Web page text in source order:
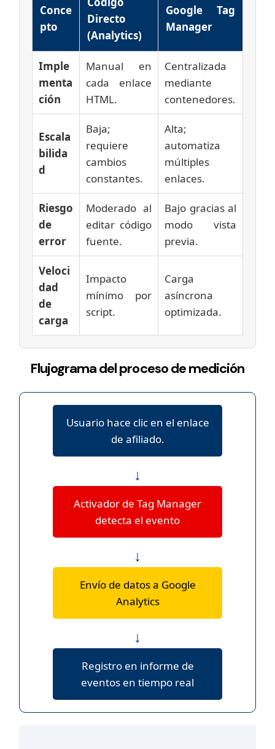
Conce
pto
Directo
(Analytics)
Google Tag
Manager
Imple
menta
ción
Manual en
cada enlace
HTML.
Centralizada
mediante
contenedores.
Escala
bilida
d
Baja;
requiere
cambios
constantes.
Alta;
automatiza
múltiples
enlaces.
Riesgo
de
error
Moderado al
editar código
fuente.
Bajo gracias al
modo vista
previa.
Veloci
dad
de
carga
Impacto
mínimo por
script.
Carga
asíncrona
optimizada.
Flujograma del proceso de medición
Usuario hace clic en el enlace
de afiliado.
↓
Activador de Tag Manager
detecta el evento
↓
Envío de datos a Google
Analytics
↓
Registro en informe de
eventos en tiempo real